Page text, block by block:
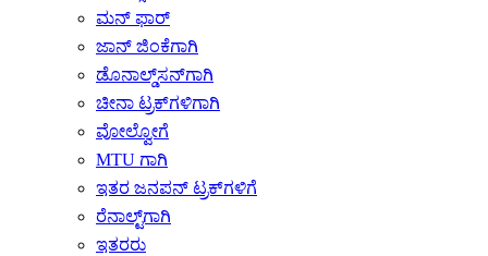
ಮನ್ ಫಾರ್
ಜಾನ್ ಜಿಂಕೆಗಾಗಿ
ಡೊನಾಲ್ಡ್‌ಸನ್‌ಗಾಗಿ
ಚೀನಾ ಟ್ರಕ್‌ಗಳಿಗಾಗಿ
ವೋಲ್ವೋಗೆ
MTU ಗಾಗಿ
ಇತರ ಜನಪನ್ ಟ್ರಕ್‌ಗಳಿಗೆ
ರೆನಾಲ್ಟ್‌ಗಾಗಿ
ಇತರರು